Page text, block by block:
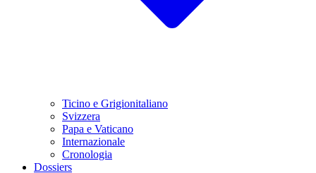
Ticino e Grigionitaliano
Svizzera
Papa e Vaticano
Internazionale
Cronologia
Dossiers